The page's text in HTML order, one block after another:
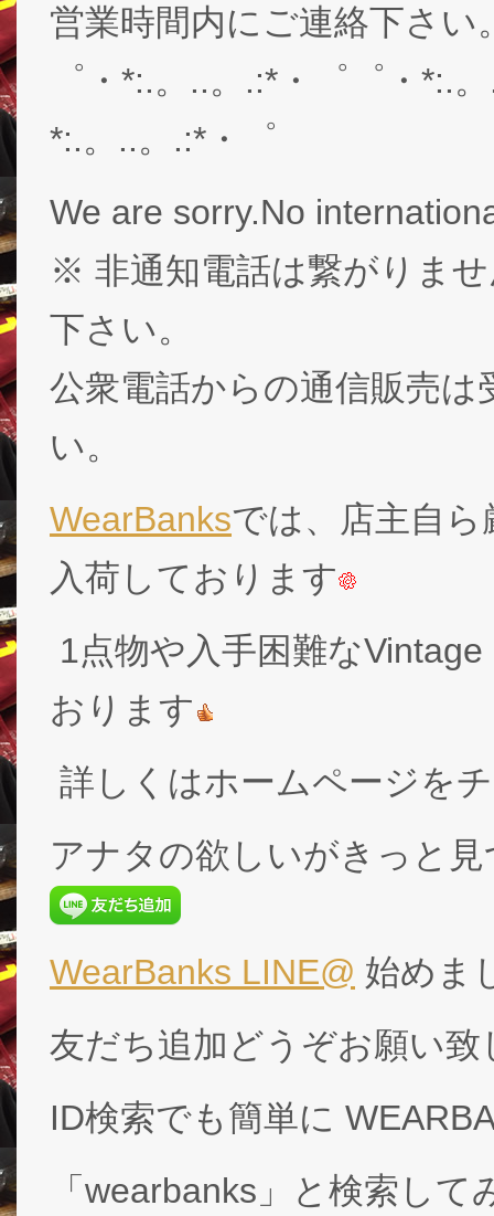
営業時間内にご連絡下さい
゜・*:.。..。.:*・゜゜・*:.
*:.。..。.:*・゜
We are sorry.No
※ 非通知電話は繋がりま
下さい。
公衆電話からの通信販売
い。
WearBanksでは、店主自
入荷しております
1点物や入手困難な
おります
詳しくはホームページを
アナタの欲しいがきっと
WearBanks LINE@ 始めま
友だち追加どうぞお願い致
ID検索でも簡単に
「wearbanks」と検索して